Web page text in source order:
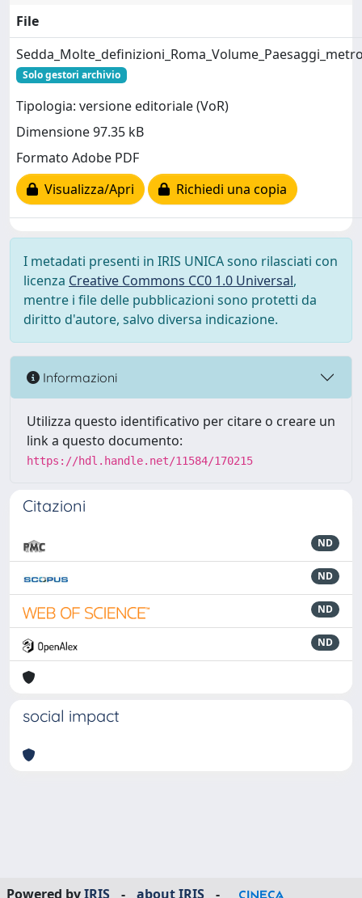
File
Solo gestori archivio
Tipologia: versione editoriale (VoR)
Dimensione 97.35 kB
Formato Adobe PDF
Visualizza/Apri
Richiedi una copia
I metadati presenti in IRIS UNICA sono rilasciati con
licenza Creative Commons CC0 1.0 Universal,
mentre i file delle pubblicazioni sono protetti da
diritto d'autore, salvo diversa indicazione.
Informazioni
Utilizza questo identificativo per citare o creare un
link a questo documento:
https://hdl.handle.net/11584/170215
Citazioni
ND
ND
ND
ND
social impact
Powered byIRIS - about IRIS -